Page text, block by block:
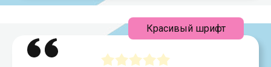
Красивый шрифт